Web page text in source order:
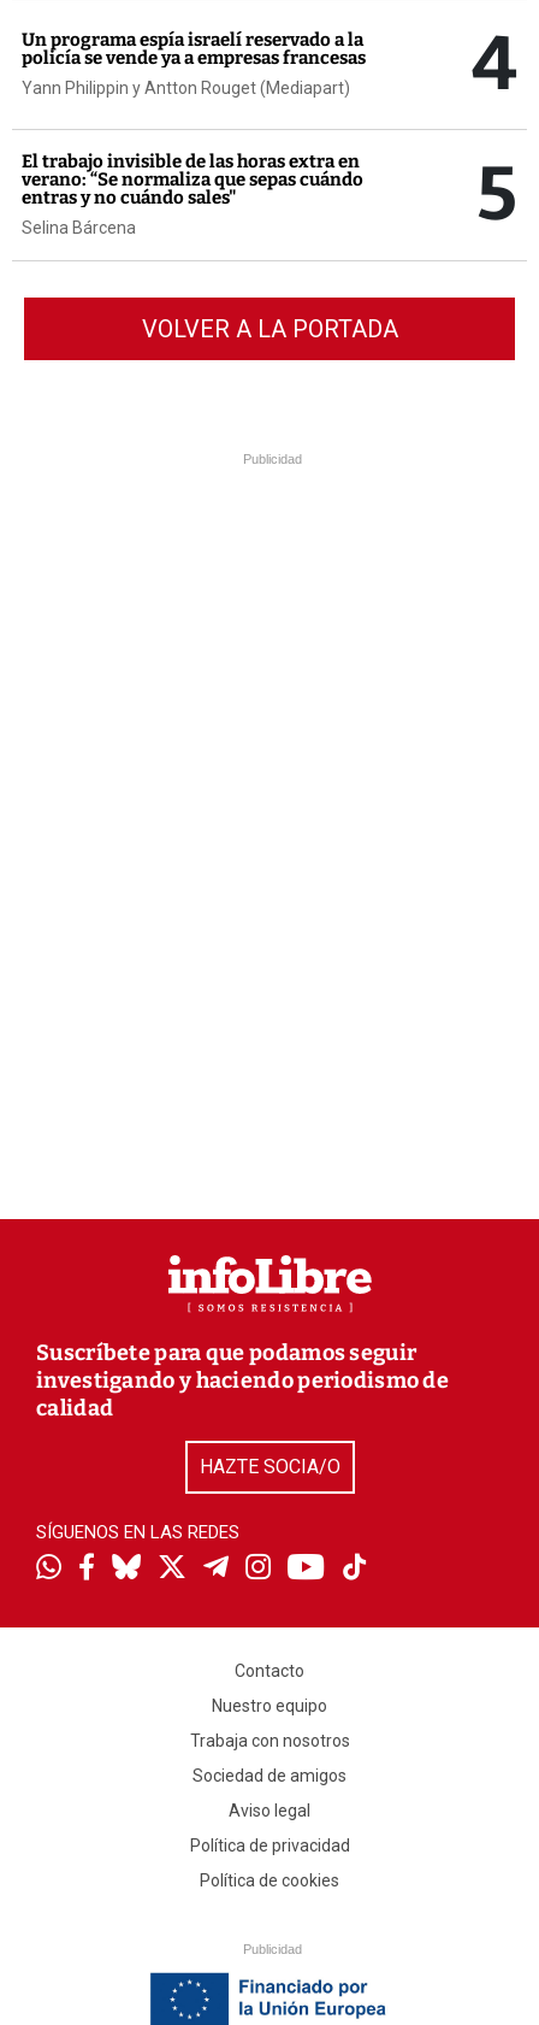
Un programa espía israelí reservado a la
policía se vende ya a empresas francesas
Yann Philippin y Antton Rouget (Mediapart) 4
El trabajo invisible de las horas extra en
verano: “Se normaliza que sepas cuándo
entras y no cuándo sales"
Selina Bárcena 5
VOLVER A LA PORTADA
Publicidad
Suscríbete para que podamos seguir
investigando y haciendo periodismo de
calidad
HAZTE SOCIA/O
SÍGUENOS EN LAS REDES
Contacto
Nuestro equipo
Trabaja con nosotros
Sociedad de amigos
Aviso legal
Política de privacidad
Política de cookies
Publicidad